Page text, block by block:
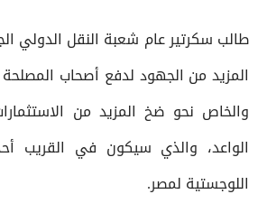
طالب سكرتير عام شعبة النقل الدولي
المزيد من الجهود لدفع أصحاب
والخاص نحو ضخ المزيد من
الواعد، والذي سيكون في القريب
اللوجستية لمصر.